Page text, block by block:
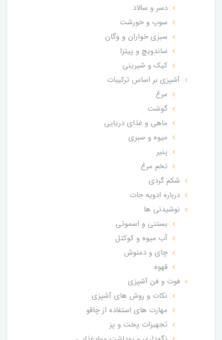
دسر و سالاد
سوپ و خورشت
سبزی خواران و وگان
ساندویچ و پیتزا
کیک و شیرینی
آشپزی بر اساس ترکیبات
مرغ
گوشت
ماهی و غذای دریایی
میوه و سبزی
پنیر
تخم مرغ
شکم گردی
درباره ادویه جات
نوشیدنی ها
بستنی و اسموتی
آب میوه و کوکتل
چای و دمنوش
قهوه
فوت و فن آشپزی
نکات و روش های آشپزی
مهارت های استفاده از چاقو
تجهیزات پخت و پز